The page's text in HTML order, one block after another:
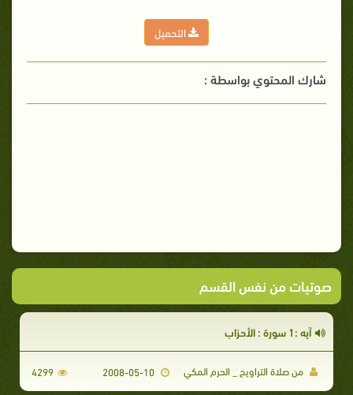
التحميل
شارك المحتوي بواسطة :
صوتيات من نفس القسم
آيه :1 سورة : الأحزاب
من صلاة التراويح _ الحرم المكي 4299